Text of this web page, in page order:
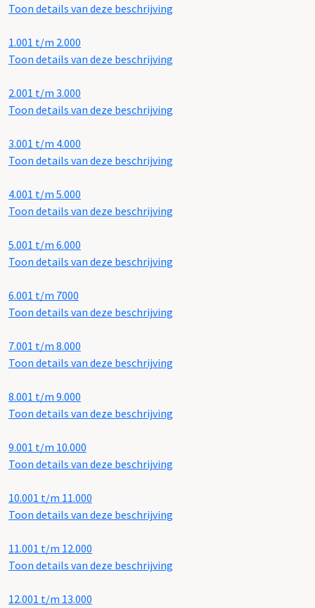
Toon details van deze beschrijving
1.001 t/m 2.000
Toon details van deze beschrijving
2.001 t/m 3.000
Toon details van deze beschrijving
3.001 t/m 4.000
Toon details van deze beschrijving
4.001 t/m 5.000
Toon details van deze beschrijving
5.001 t/m 6.000
Toon details van deze beschrijving
6.001 t/m 7000
Toon details van deze beschrijving
7.001 t/m 8.000
Toon details van deze beschrijving
8.001 t/m 9.000
Toon details van deze beschrijving
9.001 t/m 10.000
Toon details van deze beschrijving
10.001 t/m 11.000
Toon details van deze beschrijving
11.001 t/m 12.000
Toon details van deze beschrijving
12.001 t/m 13.000